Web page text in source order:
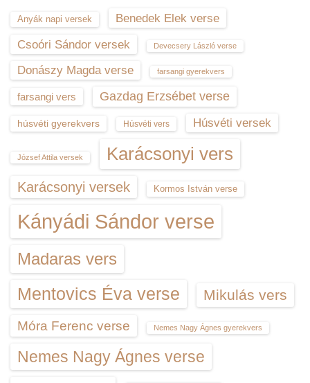
Anyák napi versek
Benedek Elek verse
Csoóri Sándor versek
Devecsery László verse
Donászy Magda verse farsangi gyerekvers
farsangi vers Gazdag Erzsébet verse
húsvéti gyerekvers Húsvéti vers Húsvéti versek
József Attila versek Karácsonyi vers
Karácsonyi versek Kormos István verse
Kányádi Sándor verse
Madaras vers
Mentovics Éva verse Mikulás vers
Móra Ferenc verse Nemes Nagy Ágnes gyerekvers
Nemes Nagy Ágnes verse